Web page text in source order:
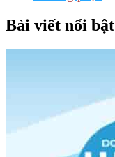
Bài viết nổi bật